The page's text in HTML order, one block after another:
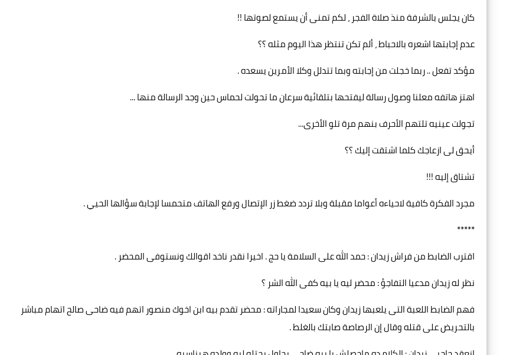
كان يجلس بالشرفة منذ صلاة الفجر ، لكم تمنى أن يستمع لصوتها !!
عدم إجابتها اشعره بالاحباط ، ألم تكن تنتظر هذا اليوم مثله ؟؟
مؤكد تفعل .. ربما خجلت من إجابته وبما تتدلل وكلا الأمرين يسعده .
اهتز هاتفه معلنا وصول رسالة ليفتحها بتلقائية سرعان ما تحولت لحماس حين وجد الرسالة منها ...
تجولت عينيه تلتهم الأحرف بنهم مرة تلو الأخرى...
أيحق لى ازعاجك كلما اشتقت إليك ؟؟
تشتاق إليه !!!
مجرد الفكرة كافية لاحياءه أعواما مقبلة وبلا تردد ضغط زر الإتصال ورفع الهاتف متحمسا لإجابة سؤالها الحيي .
*****
اقترب الضابط من فراش زيدان : حمد الله على السلامة يا حج . اخيرا نقدر ناخد اقوالك ونستوفى المحضر .
نظر له زيدان مدعيا التفاجؤ : محضر ليه يا بيه كفى الله الشر ؟
فهم الضابط اللعبة التى يلعبها زيدان وكان سعيدا لمجاراته : محضر تقدم بيه ابن اخوك منصور اتهم فيه ضاحى صالح اتهام مباشر
بالتحريض على قتله وقال إن الرصاصة صابتك بالغلط .